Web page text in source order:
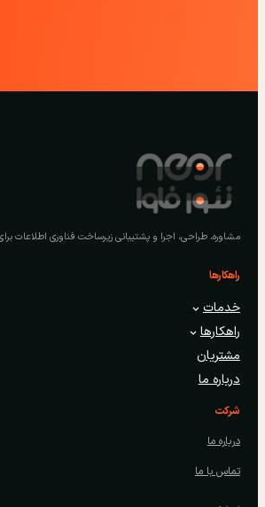
مشاوره، طراحی، اجرا و پشتیبانی زیرساخت فناوری اطلاعات
راهکارها
خدمات
راهکارها
مشتریان
درباره ما
شرکت
درباره ما
تماس با ما